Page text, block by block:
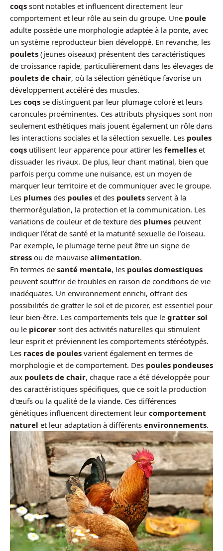
coqs sont notables et influencent directement leur
comportement et leur rôle au sein du groupe. Une poule
adulte possède une morphologie adaptée à la ponte, avec
un système reproducteur bien développé. En revanche, les
poulets (jeunes oiseaux) présentent des caractéristiques
de croissance rapide, particulièrement dans les élevages de
poulets de chair, où la sélection génétique favorise un
développement accéléré des muscles.
Les coqs se distinguent par leur plumage coloré et leurs
caroncules proéminentes. Ces attributs physiques sont non
seulement esthétiques mais jouent également un rôle dans
les interactions sociales et la sélection sexuelle. Les poules
coqs utilisent leur apparence pour attirer les femelles et
dissuader les rivaux. De plus, leur chant matinal, bien que
parfois perçu comme une nuisance, est un moyen de
marquer leur territoire et de communiquer avec le groupe.
Les plumes des poules et des poulets servent à la
thermorégulation, la protection et la communication. Les
variations de couleur et de texture des plumes peuvent
indiquer l’état de santé et la maturité sexuelle de l’oiseau.
Par exemple, le plumage terne peut être un signe de
stress ou de mauvaise alimentation.
En termes de santé mentale, les poules domestiques
peuvent souffrir de troubles en raison de conditions de vie
inadéquates. Un environnement enrichi, offrant des
possibilités de gratter le sol et de picorer, est essentiel pour
leur bien-être. Les comportements tels que le gratter sol
ou le picorer sont des activités naturelles qui stimulent
leur esprit et préviennent les comportements stéréotypés.
Les races de poules varient également en termes de
morphologie et de comportement. Des poules pondeuses
aux poulets de chair, chaque race a été développée pour
des caractéristiques spécifiques, que ce soit la production
d’œufs ou la qualité de la viande. Ces différences
génétiques influencent directement leur comportement
naturel et leur adaptation à différents environnements.